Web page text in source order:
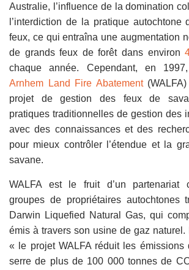
Australie, l’influence de la domination
l’interdiction de la pratique
feux, ce qui entraîna une augmentation
de grands feux de forêt dans environ
chaque année. Cependant, en
Arnhem Land Fire Abatement
projet de gestion des feux de
pratiques traditionnelles de gestion des
avec des connaissances et des
pour mieux contrôler l’étendue et la
savane.
WALFA est le fruit d’un partenariat
groupes de propriétaires autochtones
Darwin Liquefied Natural Gas, qui
émis à travers son usine de gaz naturel.
« le projet WALFA réduit les émissions
serre de plus de 100 000 tonnes de